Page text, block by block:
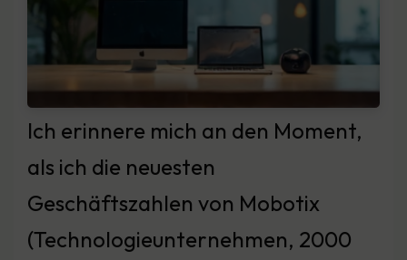
Ich erinnere mich an den Moment,
als ich die neuesten
Geschäftszahlen von Mobotix
(Technologieunternehmen, 2000